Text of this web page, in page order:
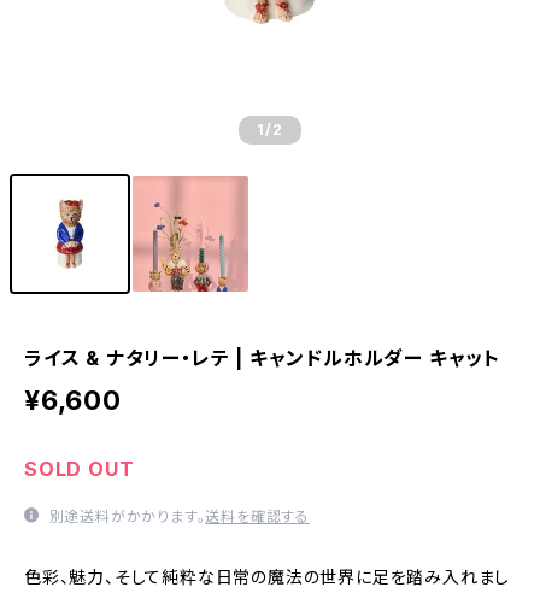
1 /2
ライス & ナタリー・レテ | キャンドルホルダー キャット
¥6,600
SOLD OUT
別途送料がかかります。送料を確認する
色彩、魅力、そして純粋な日常の魔法の世界に足を踏み入れまし